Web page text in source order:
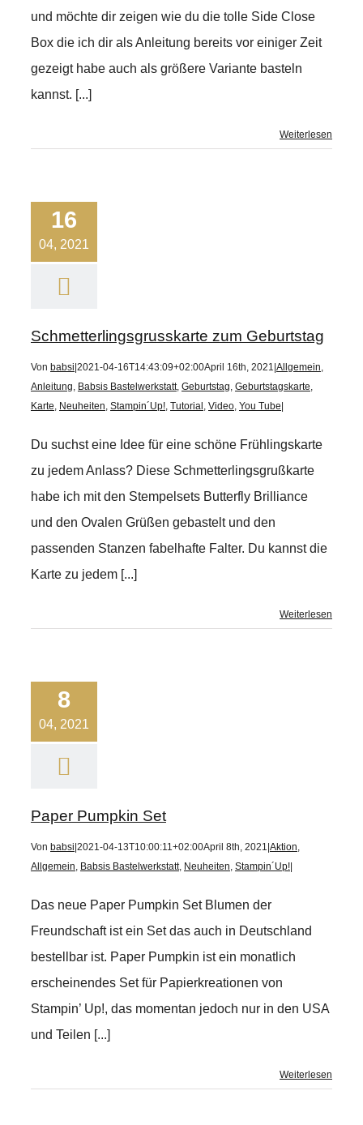
und möchte dir zeigen wie du die tolle Side Close
Box die ich dir als Anleitung bereits vor einiger Zeit
gezeigt habe auch als größere Variante basteln
kannst. [...]
Weiterlesen
16
04, 2021
Schmetterlingsgrusskarte zum Geburtstag
Von babsi 2021-04-16T14:43:09+02:00April 16th, 2021 Allgemein,
Anleitung, Babsis Bastelwerkstatt, Geburtstag, Geburtstagskarte,
Karte, Neuheiten, Stampin´Up!, Tutorial , Video, You Tube
Du suchst eine Idee für eine schöne Frühlingskarte
zu jedem Anlass? Diese Schmetterlingsgrußkarte
habe ich mit den Stempelsets Butterfly Brilliance
und den Ovalen Grüßen gebastelt und den
passenden Stanzen fabelhafte Falter. Du kannst die
Karte zu jedem [...]
Weiterlesen
8
04, 2021
Paper Pumpkin Set
Von babsi 2021-04-13T10:00:11+02:00April 8th, 2021 Aktion,
Allgemein, Babsis Bastelwerkstatt, Neuheiten, Stampin´Up!
Das neue Paper Pumpkin Set Blumen der
Freundschaft ist ein Set das auch in Deutschland
bestellbar ist. Paper Pumpkin ist ein monatlich
erscheinendes Set für Papierkreationen von
Stampin’ Up!, das momentan jedoch nur in den USA
und Teilen [...]
Weiterlesen